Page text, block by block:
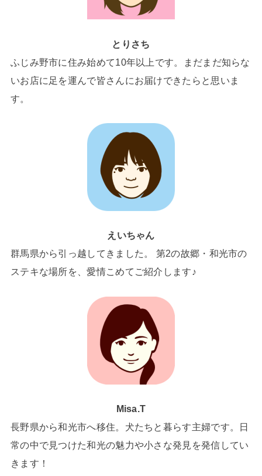
とりさち
ふじみ野市に住み始めて10年以上です。まだまだ知らな
いお店に足を運んで皆さんにお届けできたらと思いま
す。
えいちゃん
群馬県から引っ越してきました。 第2の故郷・和光市の
ステキな場所を、愛情こめてご紹介します♪
Misa.T
長野県から和光市へ移住。犬たちと暮らす主婦です。日
常の中で見つけた和光の魅力や小さな発見を発信してい
きます！